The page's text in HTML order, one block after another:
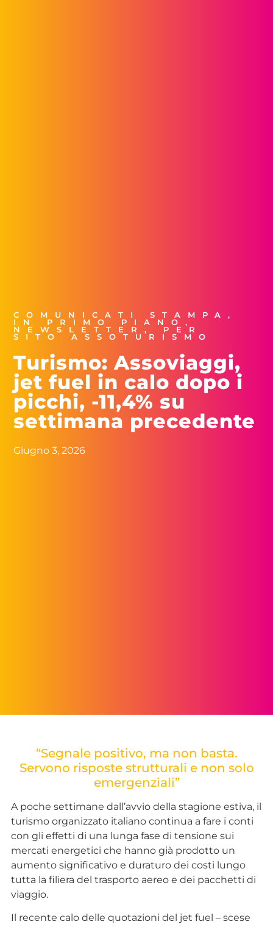
COMUNICATI STAMPA,
IN PRIMO PIANO,
NEWSLETTER, PER
SITO ASSOTURISMO
Turismo: Assoviaggi,
jet fuel in calo dopo i
picchi, -11,4% su
settimana precedente
Giugno 3, 2026
“Segnale positivo, ma non basta.
Servono risposte strutturali e non solo
emergenziali”
A poche settimane dall’avvio della stagione estiva, il
turismo organizzato italiano continua a fare i conti
con gli effetti di una lunga fase di tensione sui
mercati energetici che hanno già prodotto un
aumento significativo e duraturo dei costi lungo
tutta la filiera del trasporto aereo e dei pacchetti di
viaggio.
Il recente calo delle quotazioni del jet fuel – scese